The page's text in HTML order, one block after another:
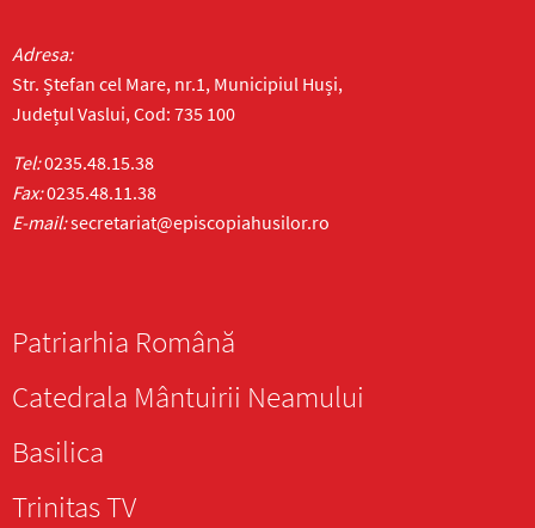
Adresa:
Str. Ștefan cel Mare, nr.1, Municipiul Huși,
Județul Vaslui, Cod: 735 100
Tel:0235.48.15.38
Fax:0235.48.11.38
E-mail:secretariat@episcopiahusilor.ro
Patriarhia Română
Catedrala Mântuirii Neamului
Basilica
Trinitas TV